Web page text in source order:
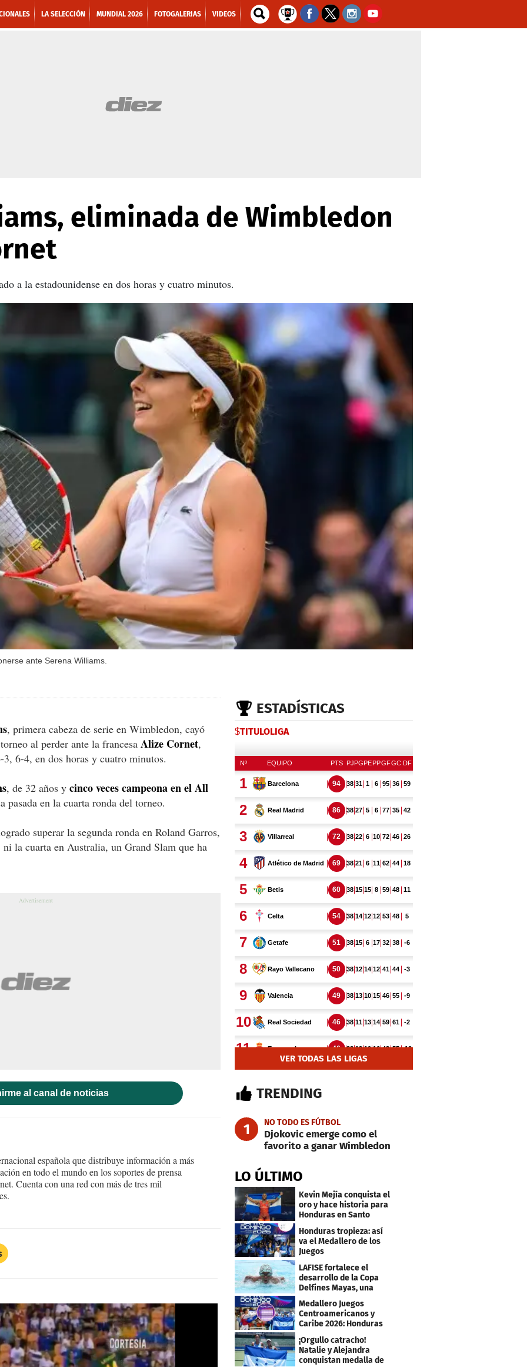
LA SELECCIÓN MUNDIAL 2026 FOTOGALERIAS VIDEOS
eliminada de Wimbledon
a la estadounidense en dos horas y cuatro minutos.
ante Serena Williams.
, primera cabeza de serie en Wimbledon, cayó
al perder ante la francesa Alize Cornet,
6-4, en dos horas y cuatro minutos.
, de 32 años y cinco veces campeona en el All
pasada en la cuarta ronda del torneo.
superar la segunda ronda en Roland Garros,
ni la cuarta en Australia, un Grand Slam que ha
al canal de noticias
española que distribuye información a más
en todo el mundo en los soportes de prensa
Cuenta con una red con más de tres mil
ESTADÍSTICAS
$TITULOLIGA
VER TODAS LAS LIGAS
TRENDING
1 NO TODO ES FÚTBOL
Djokovic emerge como el
favorito a ganar Wimbledon
LO ÚLTIMO
Kevin Mejía conquista el
oro y hace historia para
Honduras en Santo
Honduras tropieza: así
va el Medallero de los
Juegos
Centroamericanos y
Caribe 2026
LAFISE fortalece el
desarrollo de la Copa
Delfines Mayas, una
fiesta para la natación
Medallero Juegos
Centroamericanos y
Caribe 2026: Honduras
escala puestos
¡Orgullo catracho!
Natalie y Alejandra
conquistan medalla de